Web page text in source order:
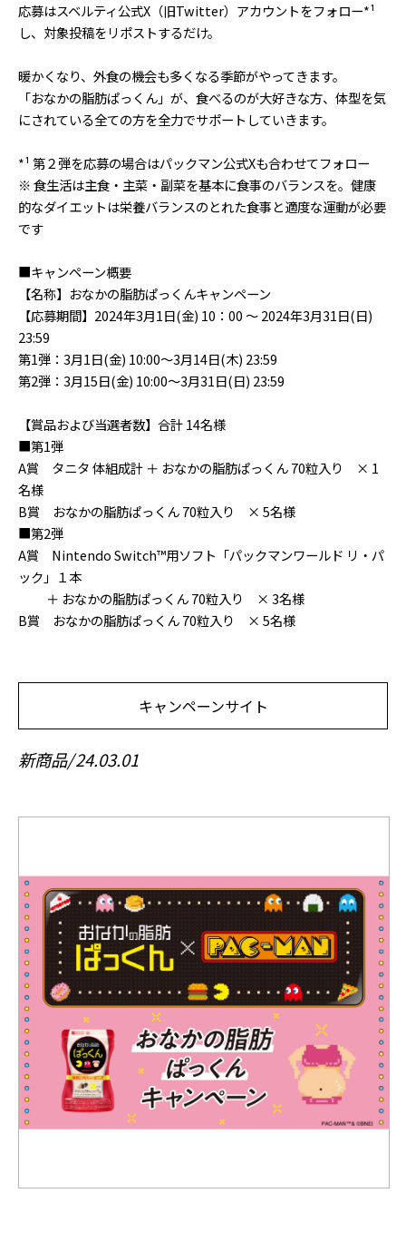
応募はスベルティ公式X（旧Twitter）アカウントをフォロー*¹
し、対象投稿をリポストするだけ。
暖かくなり、外食の機会も多くなる季節がやってきます。
「おなかの脂肪ぱっくん」が、食べるのが大好きな方、体型を気
にされている全ての方を全力でサポートしていきます。
*¹ 第２弾を応募の場合はパックマン公式Xも合わせてフォロー
※ 食生活は主食・主菜・副菜を基本に食事のバランスを。健康
的なダイエットは栄養バランスのとれた食事と適度な運動が必要
です
■キャンペーン概要
【名称】おなかの脂肪ぱっくんキャンペーン
【応募期間】2024年3月1日(金) 10：00 ～ 2024年3月31日(日)
23:59
第1弾：3月1日(金) 10:00～3月14日(木) 23:59
第2弾：3月15日(金) 10:00～3月31日(日) 23:59
【賞品および当選者数】合計 14名様
■第1弾
A賞 タニタ 体組成計 ＋ おなかの脂肪ぱっくん 70粒入り × 1
名様
B賞 おなかの脂肪ぱっくん 70粒入り × 5名様
■第2弾
A賞 Nintendo Switch™用ソフト「パックマンワールド リ・パ
ック」１本
＋ おなかの脂肪ぱっくん 70粒入り × 3名様
B賞 おなかの脂肪ぱっくん 70粒入り × 5名様
キャンペーンサイト
新商品 24.03.01